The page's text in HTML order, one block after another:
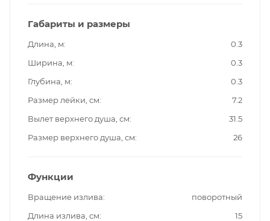
Габариты и размеры
Длина, м
0.3
Ширина, м
0.3
Глубина, м
0.3
Размер лейки, см
7.2
Вылет верхнего душа, см
31.5
Размер верхнего душа, см
26
Функции
Вращение излива
поворотный
Длина излива, см
15